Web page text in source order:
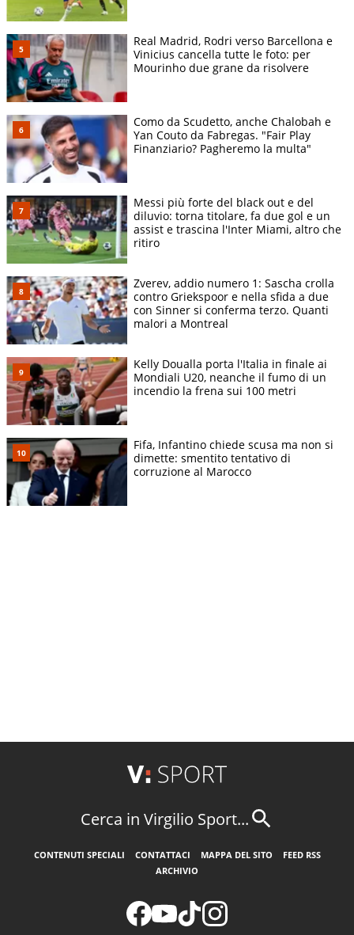
Real Madrid, Rodri verso Barcellona e
Vinicius cancella tutte le foto: per
Mourinho due grane da risolvere
Como da Scudetto, anche Chalobah e
Yan Couto da Fabregas. "Fair Play
Finanziario? Pagheremo la multa"
Messi più forte del black out e del
diluvio: torna titolare, fa due gol e un
assist e trascina l'Inter Miami, altro che
ritiro
Zverev, addio numero 1: Sascha crolla
contro Griekspoor e nella sfida a due
con Sinner si conferma terzo. Quanti
malori a Montreal
Kelly Doualla porta l'Italia in finale ai
Mondiali U20, neanche il fumo di un
incendio la frena sui 100 metri
Fifa, Infantino chiede scusa ma non si
dimette: smentito tentativo di
corruzione al Marocco
Cerca in Virgilio Sport...
CONTENUTI SPECIALI CONTATTACI MAPPA DEL SITO
FEED RSS
ARCHIVIO